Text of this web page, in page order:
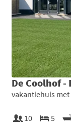
De Coolhof -
vakantiehuis
10 5